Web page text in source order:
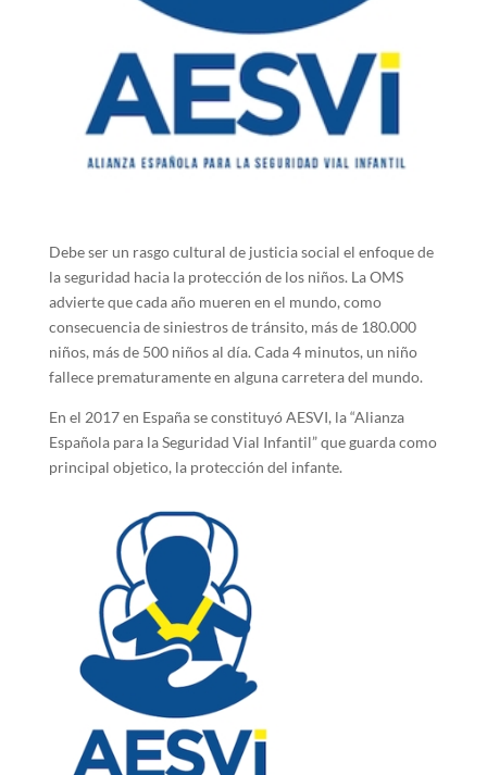
Debe ser un rasgo cultural de justicia social el enfoque de
la seguridad hacia la protección de los niños. La OMS
advierte que cada año mueren en el mundo, como
consecuencia de siniestros de tránsito, más de 180.000
niños, más de 500 niños al día. Cada 4 minutos, un niño
fallece prematuramente en alguna carretera del mundo.
En el 2017 en España se constituyó AESVI, la “Alianza
Española para la Seguridad Vial Infantil” que guarda como
principal objetico, la protección del infante.